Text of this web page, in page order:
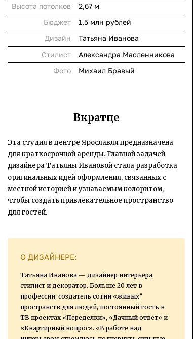
Высота потолков
2,67 м
Бюджет
1,5 млн рублей
Дизайн
Татьяна Иванова
Стилист
Александра Масленникова
Фото
Михаил Бравый
Вкратце
Эта студия в центре Ярославля предназначена
для краткосрочной аренды. Главной задачей
дизайнера Татьяны Ивановой стала разработка
оригинальных идей оформления, связанных с
местной историей и узнаваемым колоритом,
чтобы создать привлекательное пространство
для гостей.
О ДИЗАЙНЕРЕ:
Татьяна Иванова — дизайнер интерьера,
стилист и декоратор. Больше 20 лет в
профессии, создатель сотни «живых”
пространств для людей, постоянный гость в
ТВ проектах «Переделки», «Дачный ответ» и
«Квартирный вопрос». «В работе над